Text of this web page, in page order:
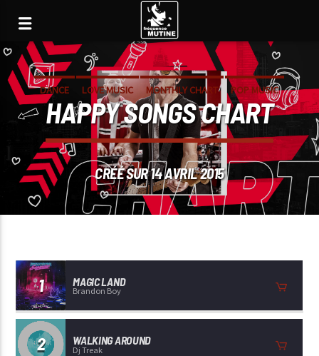
DANCE LOVE MUSIC MONTHLY CHART POP MUSIC
HAPPY SONGS CHART
CRÉÉ SUR 14 AVRIL 2015
1 MAGIC LAND
Brandon Boy
2 WALKING AROUND
Dj Treak